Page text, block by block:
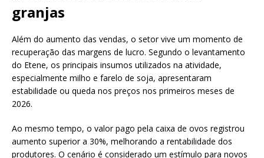
granjas
Além do aumento das vendas, o setor vive um momento de
recuperação das margens de lucro. Segundo o levantamento
do Etene, os principais insumos utilizados na atividade,
especialmente milho e farelo de soja, apresentaram
estabilidade ou queda nos preços nos primeiros meses de
2026.
Ao mesmo tempo, o valor pago pela caixa de ovos registrou
aumento superior a 30%, melhorando a rentabilidade dos
produtores. O cenário é considerado um estímulo para novos